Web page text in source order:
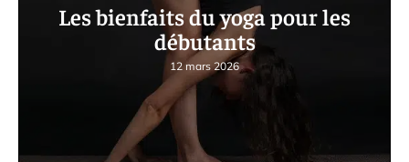
Les bienfaits du yoga pour les
débutants
12 mars 2026